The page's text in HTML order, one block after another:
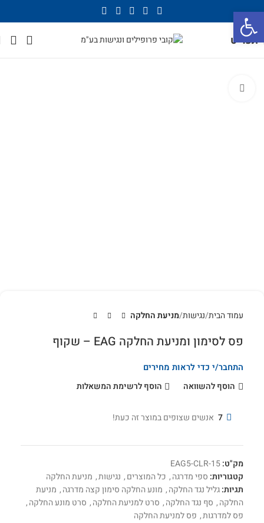
תפריט
עמוד הבית נגישות מניעת החלקה
פס לסימון ומניעת החלקה EAG – שקוף
התחבר/י כדי לראות מחירים
הוסף להשוואה
הוסף לרשימת המשאלות
7 אנשים שצופים במוצר זה כעת!
מק"ט:EAG5-CLR-15
קטגוריות: ספי מדרגה, כל המוצרים, נגישות, מניעת החלקה
תגיות:גליל נגד החלקה, מונע החלקה סימון קצה מדרגה, מניעת
החלקה, סף נגד החלקה, סרט למניעת החלקה, סרט מונע החלקה,
פס למדרגות, פס למניעת החלקה
פתח סרגל נגישות